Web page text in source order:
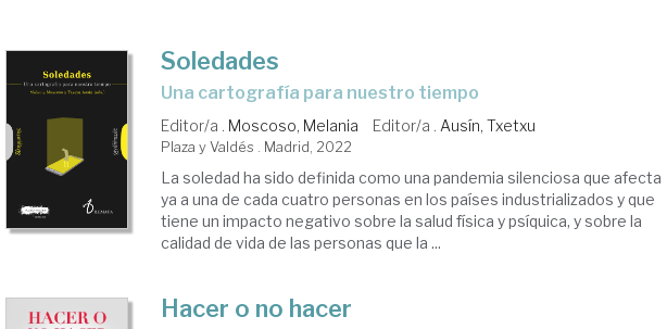
Soledades
una cartografía para nuestro tiempo
Editor/a . Moscoso, Melania Editor/a . Ausín, Txetxu
Plaza y Valdés . Madrid, 2022
La soledad ha sido definida como una pandemia silenciosa que afecta
ya a una de cada cuatro personas en los países industrializados y que
tiene un impacto negativo sobre la salud física y psíquica, y sobre la
calidad de vida de las personas que la ...
Hacer o no hacer